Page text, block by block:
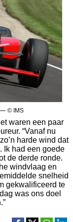
— © IMS
waren een paar
“Vanaf nu
harde wind dat
Ik had een goede
de derde ronde.
windvlaag en
snelheid
gekwalificeerd te
was ons doel